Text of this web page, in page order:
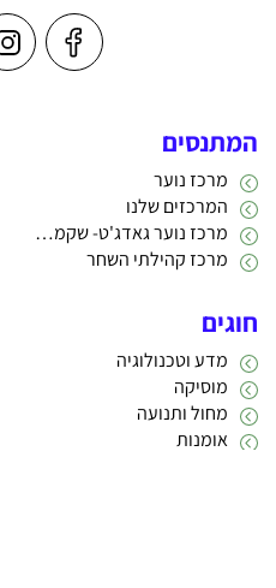
המתנסים
מרכז נוער
המרכזים שלנו
מרכז נוער גאדג'ט- שקמה 22
מרכז קהילתי השחר
חוגים
מדע וטכנולוגיה
מוסיקה
מחול ותנועה
אומנות